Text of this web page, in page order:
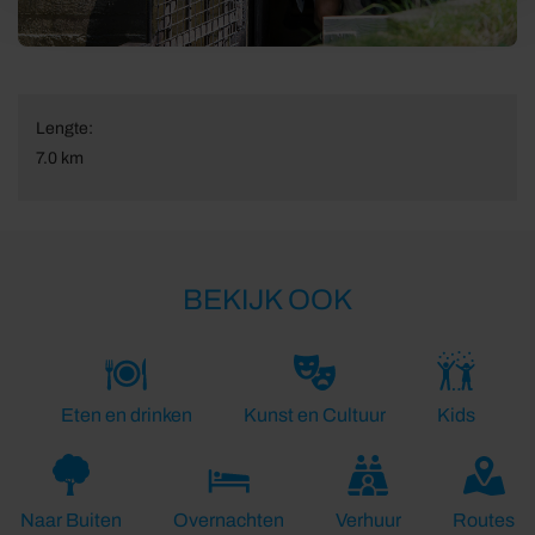
Lengte:
7.0 km
BEKIJK OOK
Eten en drinken Kunst en Cultuur Kids
Naar Buiten Overnachten Verhuur Routes